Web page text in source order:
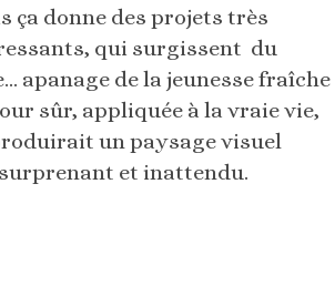
ça donne des projets très
qui surgissent du
apanage de la jeunesse fraîche
sûr, appliquée à la vraie vie,
un paysage visuel
et inattendu.